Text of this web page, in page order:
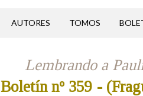
AUTORES TOMOS
Lembrando a
Boletín nº 359 -